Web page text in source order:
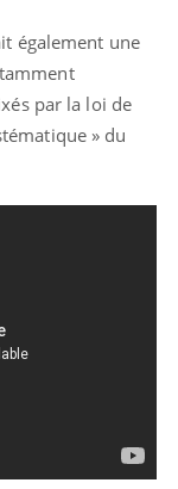
également une
par la loi de
» du